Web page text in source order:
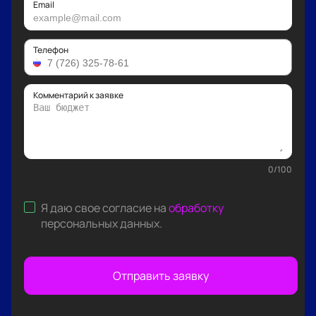
Email
Телефон
Комментарий к заявке
0/100
Я даю свое согласие наобработку
персональных данных.
Отправить заявку